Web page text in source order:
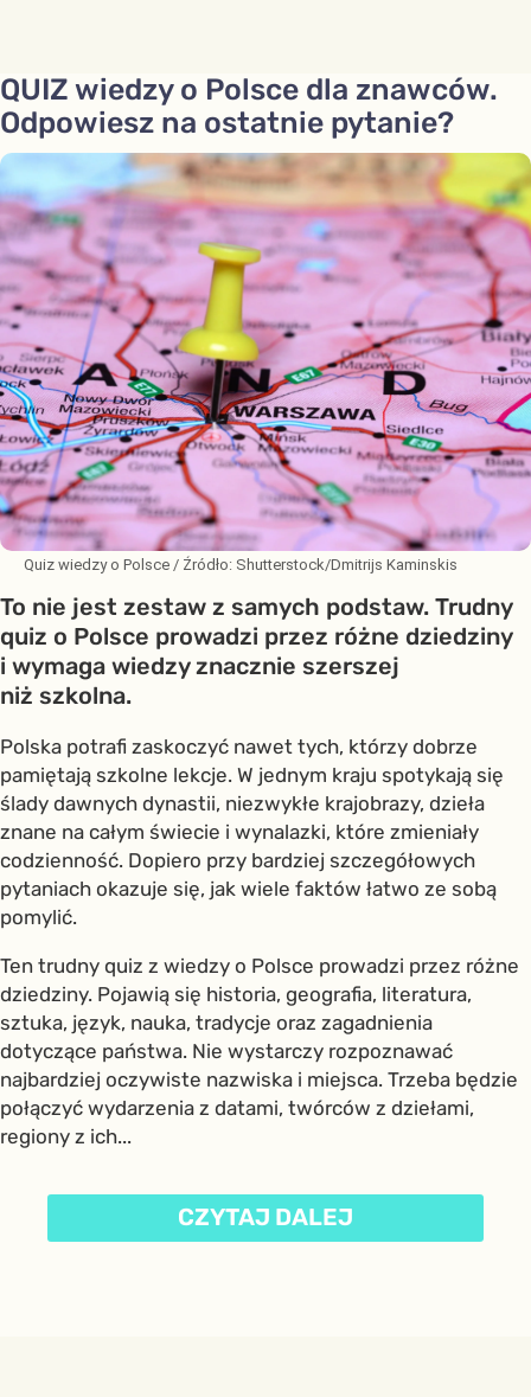
QUIZ wiedzy o Polsce dla znawców.
Odpowiesz na ostatnie pytanie?
Quiz wiedzy o Polsce / Źródło: Shutterstock/Dmitrijs Kaminskis
To nie jest zestaw z samych podstaw. Trudny
quiz o Polsce prowadzi przez różne dziedziny
i wymaga wiedzy znacznie szerszej
niż szkolna.
Polska potrafi zaskoczyć nawet tych, którzy dobrze
pamiętają szkolne lekcje. W jednym kraju spotykają się
ślady dawnych dynastii, niezwykłe krajobrazy, dzieła
znane na całym świecie i wynalazki, które zmieniały
codzienność. Dopiero przy bardziej szczegółowych
pytaniach okazuje się, jak wiele faktów łatwo ze sobą
pomylić.
Ten trudny quiz z wiedzy o Polsce prowadzi przez różne
dziedziny. Pojawią się historia, geografia, literatura,
sztuka, język, nauka, tradycje oraz zagadnienia
dotyczące państwa. Nie wystarczy rozpoznawać
najbardziej oczywiste nazwiska i miejsca. Trzeba będzie
połączyć wydarzenia z datami, twórców z dziełami,
regiony z ich...
CZYTAJ DALEJ